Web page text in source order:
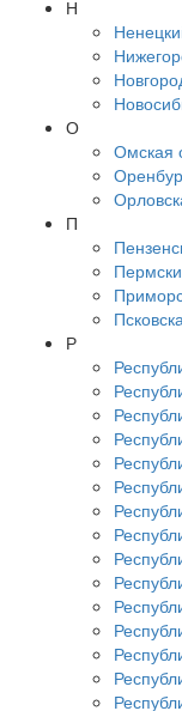
Н
О
Омская
П
Р